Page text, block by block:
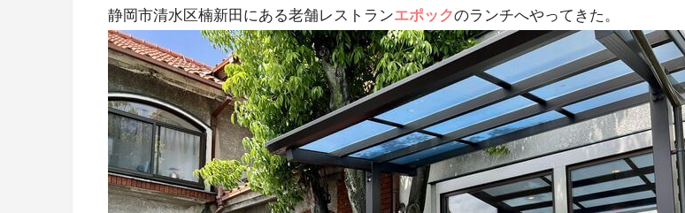
静岡市清水区楠新田にある老舗レストランエポックのランチへやってきた。